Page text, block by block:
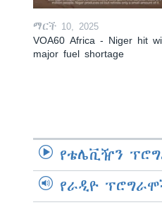
ማርች 10, 2025
VOA60 Africa - Niger hit
major fuel shortage
የቴሌቪዥን
የራዲዮ